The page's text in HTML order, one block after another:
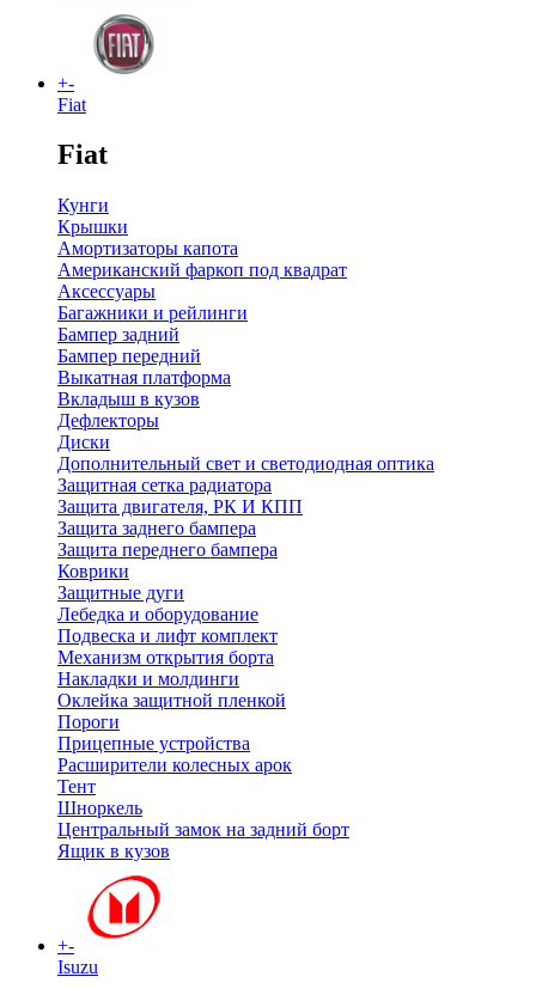
+-
Fiat
Fiat
Кунги
Крышки
Амортизаторы капота
Американский фаркоп под квадрат
Аксессуары
Багажники и рейлинги
Бампер задний
Бампер передний
Выкатная платформа
Вкладыш в кузов
Дефлекторы
Диски
Дополнительный свет и светодиодная оптика
Защитная сетка радиатора
Защита двигателя, РК И КПП
Защита заднего бампера
Защита переднего бампера
Коврики
Защитные дуги
Лебедка и оборудование
Подвеска и лифт комплект
Механизм открытия борта
Накладки и молдинги
Оклейка защитной пленкой
Пороги
Прицепные устройства
Расширители колесных арок
Тент
Шноркель
Центральный замок на задний борт
Ящик в кузов
+-
Isuzu